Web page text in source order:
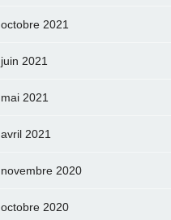
octobre 2021
juin 2021
mai 2021
avril 2021
novembre 2020
octobre 2020